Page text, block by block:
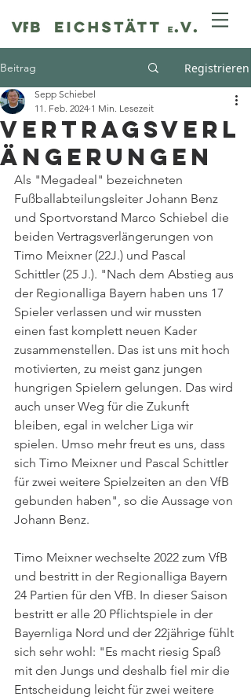
Beitrag Registrieren
Vertragsverl
ängerungen
Sepp Schiebel
11. Feb. 2024 1 Min. Lesezeit
Als "Megadeal" bezeichneten
Fußballabteilungsleiter Johann Benz
und Sportvorstand Marco Schiebel die
beiden Vertragsverlängerungen von
Timo Meixner (22J.) und Pascal
Schittler (25 J.). "Nach dem Abstieg aus
der Regionalliga Bayern haben uns 17
Spieler verlassen und wir mussten
einen fast komplett neuen Kader
zusammenstellen. Das ist uns mit hoch
motivierten, zu meist ganz jungen
hungrigen Spielern gelungen. Das wird
auch unser Weg für die Zukunft
bleiben, egal in welcher Liga wir
spielen. Umso mehr freut es uns, dass
sich Timo Meixner und Pascal Schittler
für zwei weitere Spielzeiten an den VfB
gebunden haben", so die Aussage von
Johann Benz.
Timo Meixner wechselte 2022 zum VfB
und bestritt in der Regionalliga Bayern
24 Partien für den VfB. In dieser Saison
bestritt er alle 20 Pflichtspiele in der
Bayernliga Nord und der 22jährige fühlt
sich sehr wohl: "Es macht riesig Spaß
mit den Jungs und deshalb fiel mir die
Entscheidung leicht für zwei weitere